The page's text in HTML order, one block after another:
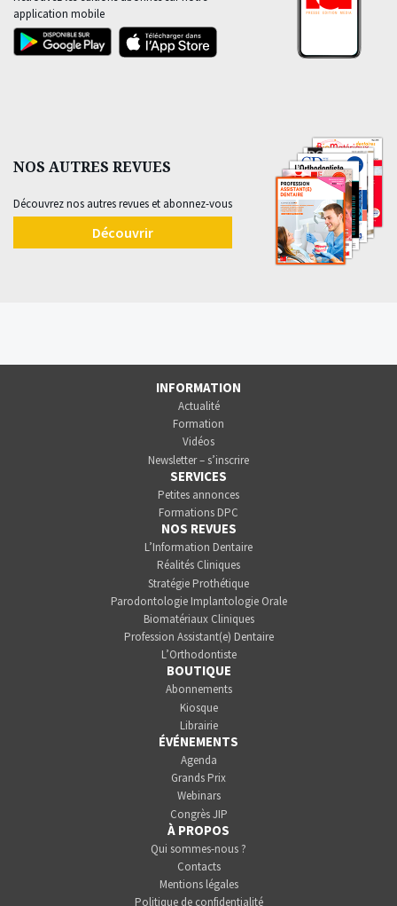
application mobile
NOS AUTRES REVUES
Découvrez nos autres revues et abonnez-vous
Découvrir
INFORMATION
Actualité
Formation
Vidéos
Newsletter – s’inscrire
SERVICES
Petites annonces
Formations DPC
NOS REVUES
L’Information Dentaire
Réalités Cliniques
Stratégie Prothétique
Parodontologie Implantologie Orale
Biomatériaux Cliniques
Profession Assistant(e) Dentaire
L’Orthodontiste
BOUTIQUE
Abonnements
Kiosque
Librairie
ÉVÉNEMENTS
Agenda
Grands Prix
Webinars
Congrès JIP
À PROPOS
Qui sommes-nous ?
Contacts
Mentions légales
Politique de confidentialité